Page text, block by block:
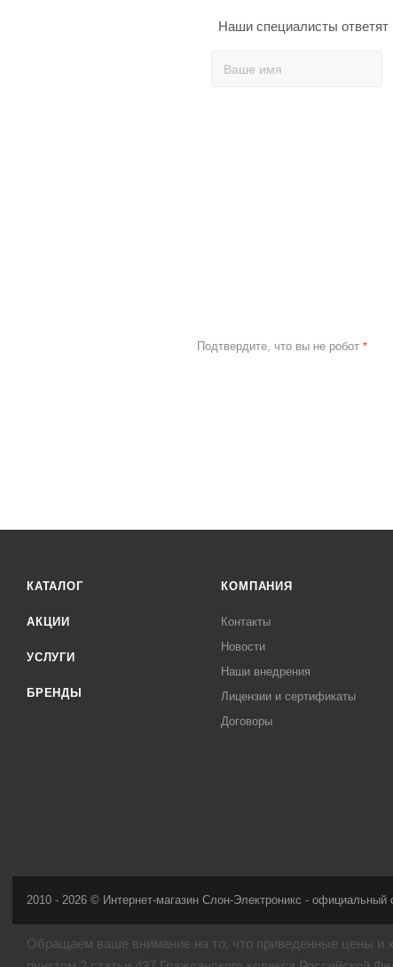
Наши специалисты
Подтвердите, что вы не робот *
КАТАЛОГ
АКЦИИ
УСЛУГИ
БРЕНДЫ
КОМПАНИЯ
Контакты
Новости
Наши внедрения
Лицензии и сертификаты
Договоры
2010 - 2026 © Интернет-магазин Слон-Электроникс - официальный
Обращаем ваше внимание на то, что приведенные цены и